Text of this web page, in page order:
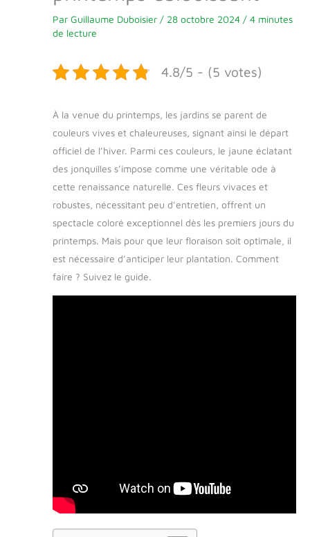
Par Guillaume Duboisier / 28 octobre 2024 / 4 minutes
de lecture
4.8/5 - (5 votes)
À la venue du printemps, les jardins se parent de
couleurs vives et chaleureuses, signant ainsi le départ
officiel de l’hiver. Parmi ces couleurs, le jaune éclatant
des jonquilles s’impose comme une véritable ode à
cette renaissance naturelle. Ces fleurs vivaces et
robustes, nécessitant peu d’entretien, offrent un
spectacle coloré exceptionnel dès les premiers jours du
printemps. Mais pour que leur floraison soit optimale, il
est nécessaire d’anticiper leur plantation. Comment
faire ? Suivez le guide.